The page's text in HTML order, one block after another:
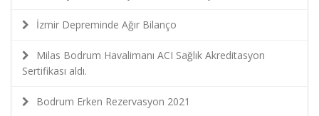
İzmir Depreminde Ağır Bilanço
Milas Bodrum Havalimanı ACI Sağlık Akreditasyon
Sertifikası aldı.
Bodrum Erken Rezervasyon 2021